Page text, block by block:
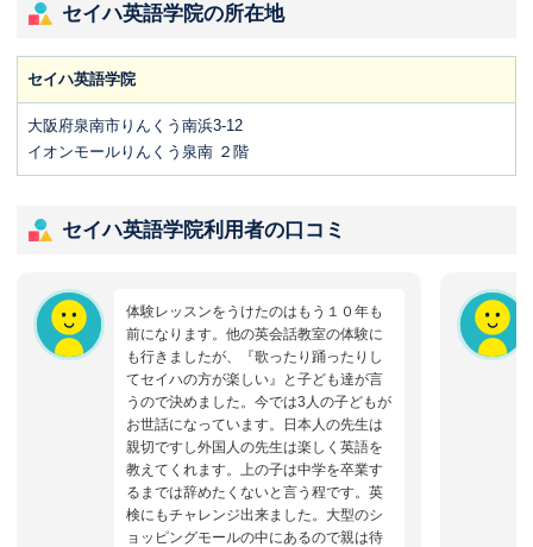
セイハ英語学院の所在地
セイハ英語学院
大阪府泉南市りんくう南浜3-12
イオンモールりんくう泉南 ２階
セイハ英語学院利用者の口コミ
体験レッスンをうけたのはもう１０年も
前になります。他の英会話教室の体験に
も行きましたが、『歌ったり踊ったりし
てセイハの方が楽しい』と子ども達が言
うので決めました。今では3人の子どもが
お世話になっています。日本人の先生は
親切ですし外国人の先生は楽しく英語を
教えてくれます。上の子は中学を卒業す
るまでは辞めたくないと言う程です。英
検にもチャレンジ出来ました。大型のシ
ョッピングモールの中にあるので親は待